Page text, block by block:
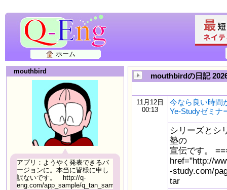
ホーム
mouthbird
アプリ：ようやく発表できるバ
ージョンに。本当に皆様に申し
訳ないです。 http://q-
eng.com/app_sample/q_tan_sample06.html
mouthbirdの日記
11月12日
00:13
今なら良い時
Ye-Studyゼミナ
シリーズとシ
塾の
宣伝です。
href="http://
-study.com/
tar